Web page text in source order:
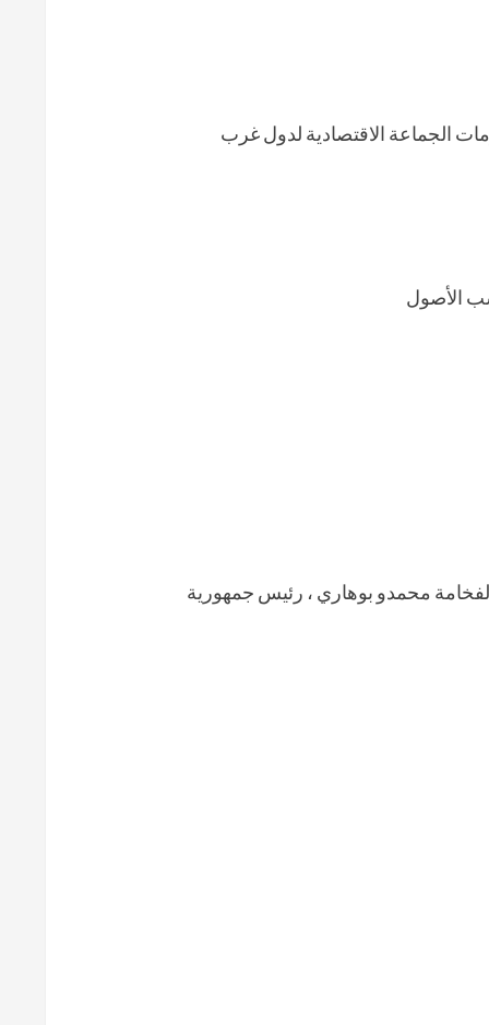
الجماعة الاقتصادية لدول غرب
محمدو بوهاري ، رئيس جمهورية